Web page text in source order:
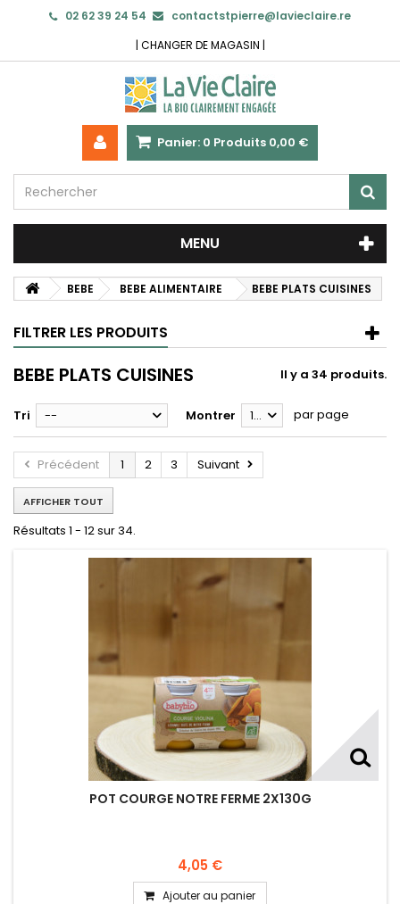
02 62 39 24 54
contactstpierre@lavieclaire.re
| CHANGER DE MAGASIN |
Panier: 0 Produits 0,00 €
MENU
BEBE BEBE ALIMENTAIRE BEBE PLATS CUISINES
FILTRER LES PRODUITS
BEBE PLATS CUISINES Il y a 34 produits.
Tri -- Montrer 12 par page
Précédent 1 2 3 Suivant
AFFICHER TOUT
Résultats 1 - 12 sur 34.
POT COURGE NOTRE FERME 2X130G
4,05 €
Ajouter au panier